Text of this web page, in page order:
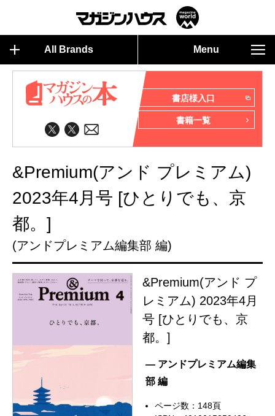
All Brands Menu
書店様入口
書籍一覧
&Premium(アンド プレミアム)
2023年4月号 [ひとりでも、京
都。]
(アンドプレミアム編集部 編)
&Premium(アンド プ
レミアム) 2023年4月
号 [ひとりでも、京
都。]
— アンドプレミアム編集
部 編
ページ数：148頁